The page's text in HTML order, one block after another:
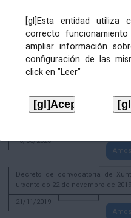
[gl]Esta entidad utiliza
correcto
ampliar información
configuración de las
click en "Leer"
28/12/2020
ACTIVIDADE CORPORATIVA.
ACTIVIDADE CORPORATIVA.
18/06/2020
Decreto de convocatoria de
urxente do 22 de novembro de 2019
21/11/2019